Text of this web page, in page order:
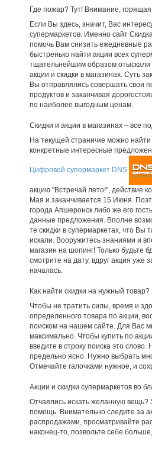
Где пожар? Тут! Внимание, горящая
Если Вы здесь, значит, Вас
супермаркетов. Именно сайт
помочь Вам снизить ежедневные
быстренько найти акции всех
тщательнейшим образом
акции и скидки в магазинах. Суть
Вы отправлялись совершать свои
продуктов и заканчивая
по наиболее выгодным ценам.
Скидки и акции в магазинах – все
На текущей страничке можно
конкретные интересные
Цифровой супермаркет DNS
акцию "Встречай лето!", действие
Мая и заканчивается 15 Июня.
города Апшеронск либо же его
данные предложения. Вполне
те скидки в супермаркетах, что Вы
искали. Вооружитесь знаниями и
магазин на шопинг! Только будьте
смотрите на дату, вдруг акция уже
началась.
Как найти скидки на нужный товар?
Чтобы не тратить силы, время и
определенного товара по акции,
поиском на нашем сайте. Для Вас
максимально. Чтобы купить по
введите в строку поиска это слово.
предельно ясно. Нужно выбрать
Отмечайте галочками нужное, и
Акции и скидки супермаркетов во
Отчаялись искать желанную вещь?
помощь. Внимательно следите за
распродажами, просматривайте
наконец-то, позвольте себе